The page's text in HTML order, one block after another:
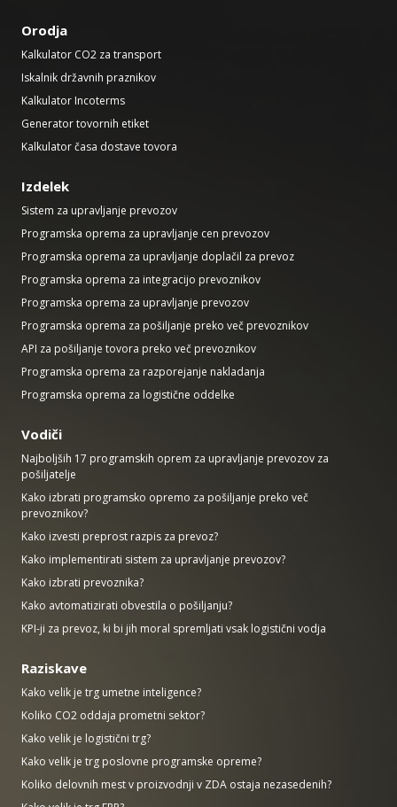
Orodja
Kalkulator CO2 za transport
Iskalnik državnih praznikov
Kalkulator Incoterms
Generator tovornih etiket
Kalkulator časa dostave tovora
Izdelek
Sistem za upravljanje prevozov
Programska oprema za upravljanje cen prevozov
Programska oprema za upravljanje doplačil za prevoz
Programska oprema za integracijo prevoznikov
Programska oprema za upravljanje prevozov
Programska oprema za pošiljanje preko več prevoznikov
API za pošiljanje tovora preko več prevoznikov
Programska oprema za razporejanje nakladanja
Programska oprema za logistične oddelke
Vodiči
Najboljših 17 programskih oprem za upravljanje prevozov za
pošiljatelje
Kako izbrati programsko opremo za pošiljanje preko več
prevoznikov?
Kako izvesti preprost razpis za prevoz?
Kako implementirati sistem za upravljanje prevozov?
Kako izbrati prevoznika?
Kako avtomatizirati obvestila o pošiljanju?
KPI-ji za prevoz, ki bi jih moral spremljati vsak logistični vodja
Raziskave
Kako velik je trg umetne inteligence?
Koliko CO2 oddaja prometni sektor?
Kako velik je logistični trg?
Kako velik je trg poslovne programske opreme?
Koliko delovnih mest v proizvodnji v ZDA ostaja nezasedenih?